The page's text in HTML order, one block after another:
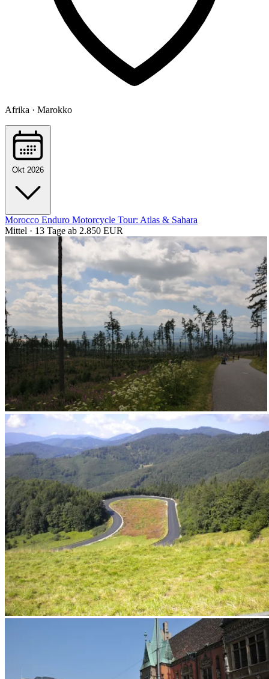
Afrika · Marokko
Okt 2026
Morocco Enduro Motorcycle Tour: Atlas & Sahara
Mittel · 13 Tage ab 2.850 EUR